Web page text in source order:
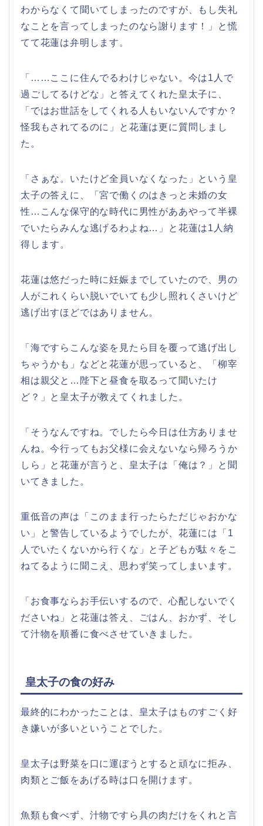
わからなくて聞いてしまったのですが、もし失礼
なことを言ってしまったのなら謝ります！」と慌
てて花蓮は弁明します。
「……ここに住んでるわけじゃない。今は1人で
過ごしてるけどな」と答えてくれた皇太子に、
「ではお世話をしてくれる人もいないんですか？
怪我もされてるのに」と花蓮は更に質問しまし
た。
「さぁな。いたけど全員いなくなった」という皇
太子の答えに、「宮で働くのはきっと未婚の女
性…こんな保守的な時代に男性がああやって半裸
でいたらみんな逃げるわよね…」と花蓮は1人納
得します。
花蓮は悠だった時に妊娠までしていたので、男の
人がこれくらい脱いでいても少し照れくさいけど
逃げ出すほどではありません。
「海ですらこんな姿を見たら目を覆って逃げ出し
ちゃうかも」などと花蓮が思っていると、「柳宰
相は親父と…陛下と昼食を取るって聞いたけ
ど？」と皇太子が教えてくれました。
「そうなんですね。でしたら今日は仕方ありませ
んね。今行ってもお父様に会えないなら帰ろうか
しら」と花蓮が言うと、皇太子は「俺は？」と聞
いてきました。
重低音の声は「このまま行ったらただじゃおかな
い」と警告しているようでしたが、花蓮には「1
人でいたくないから行くな」と子どもが駄々をこ
ねてるように聞こえ、思わず笑ってしまいます。
「お食事ならお手伝いするので、心配しないでく
ださいね」と花蓮は答え、ごはん、おかず、そし
て汁物を順番に食べさせていきました。
皇太子の食の好み
最終的にわかったことは、皇太子はものすごく好
き嫌いが多いということでした。
皇太子は野菜を口に運ぼうとすると頑なに拒み、
肉類とご飯をあげる時は口を開けます。
魚類も食べず、汁物ですら具の肉だけをくれと言